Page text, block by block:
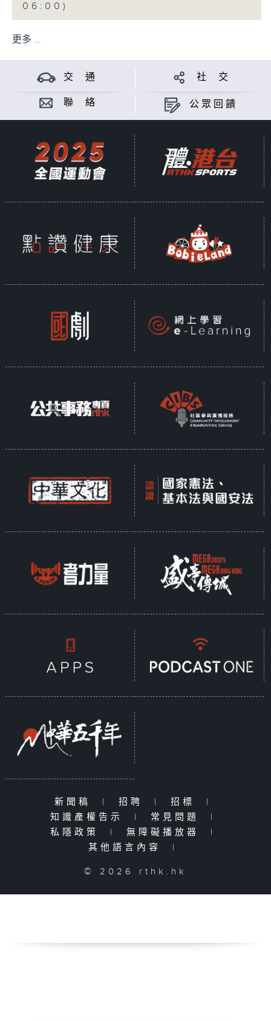
06:00)
更多 ...
交 通 社 交
聯 絡 公眾回饋
新聞稿 | 招聘 | 招標
|
知識產權告示
| 常見問題
|
私隱政策
| 無障礙播放器
|
其他語言內容
|
© 2026 rthk.hk